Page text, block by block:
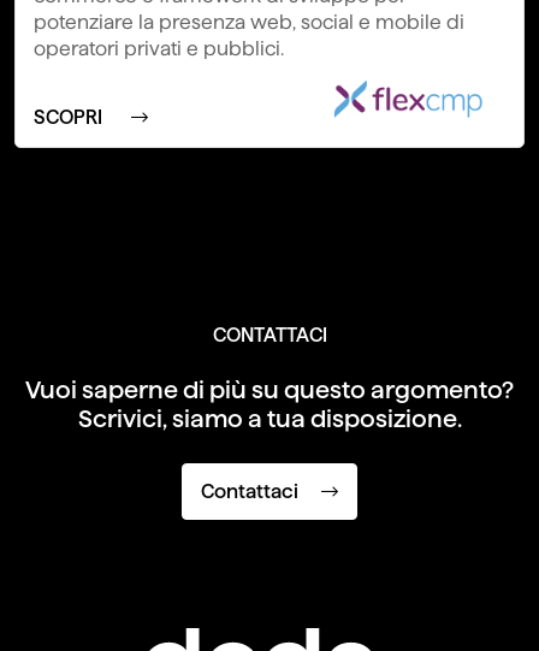
potenziare la presenza web, social e mobile di
operatori privati e pubblici.
SCOPRI
CONTATTACI
Vuoi saperne di più su questo argomento?
Scrivici, siamo a tua disposizione.
Contattaci